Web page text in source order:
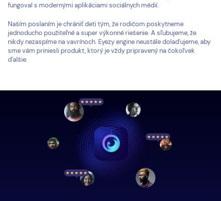
fungoval s modernými aplikáciami sociálnych médií.
Naším poslaním je chrániť deti tým, že rodičom poskytneme
jednoducho použiteľné a super výkonné riešenie. A sľubujeme, že
nikdy nezaspíme na vavrínoch. Eyezy engine neustále dolaďujeme, aby
sme vám priniesli produkt, ktorý je vždy pripravený na čokoľvek
ďalšie.